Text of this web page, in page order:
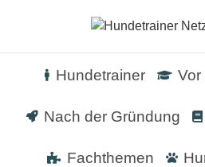
Hundetrainer Vor
Nach der Gründung
Fachthemen